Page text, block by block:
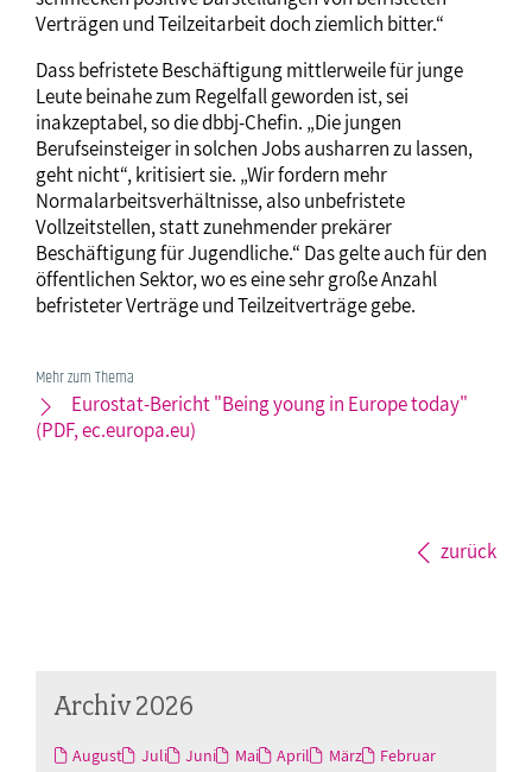
Verträgen und Teilzeitarbeit doch ziemlich bitter.“
Dass befristete Beschäftigung mittlerweile für junge
Leute beinahe zum Regelfall geworden ist, sei
inakzeptabel, so die dbbj-Chefin. „Die jungen
Berufseinsteiger in solchen Jobs ausharren zu lassen,
geht nicht“, kritisiert sie. „Wir fordern mehr
Normalarbeitsverhältnisse, also unbefristete
Vollzeitstellen, statt zunehmender prekärer
Beschäftigung für Jugendliche.“ Das gelte auch für den
öffentlichen Sektor, wo es eine sehr große Anzahl
befristeter Verträge und Teilzeitverträge gebe.
Mehr zum Thema
Eurostat-Bericht "Being young in Europe today"
(PDF, ec.europa.eu)
zurück
Archiv 2026
August Juli Juni Mai April März
Februar